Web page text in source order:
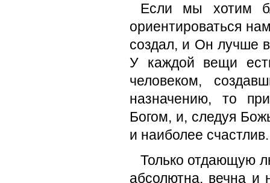
Если мы хотим
ориентироваться
создал, и Он лучше
У каждой вещи
человеком,
назначению, то
Богом, и, следуя
и наиболее
Только отдающую
абсолютна, вечна и